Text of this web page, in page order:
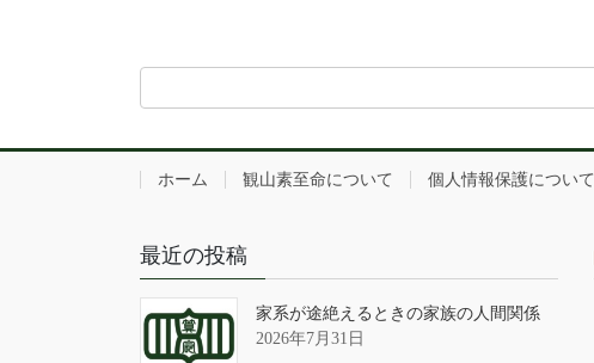
ホーム 観山素至命について 個人情報保護について
最近の投稿
家系が途絶えるときの家族の人間関係
2026年7月31日